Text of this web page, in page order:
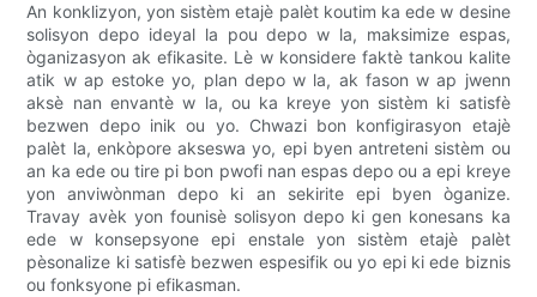
An konklizyon, yon sistèm etajè palèt koutim ka ede w desine
solisyon depo ideyal la pou depo w la, maksimize espas,
òganizasyon ak efikasite. Lè w konsidere faktè tankou kalite
atik w ap estoke yo, plan depo w la, ak fason w ap jwenn
aksè nan envantè w la, ou ka kreye yon sistèm ki satisfè
bezwen depo inik ou yo. Chwazi bon konfigirasyon etajè
palèt la, enkòpore akseswa yo, epi byen antreteni sistèm ou
an ka ede ou tire pi bon pwofi nan espas depo ou a epi kreye
yon anviwònman depo ki an sekirite epi byen òganize.
Travay avèk yon founisè solisyon depo ki gen konesans ka
ede w konsepsyone epi enstale yon sistèm etajè palèt
pèsonalize ki satisfè bezwen espesifik ou yo epi ki ede biznis
ou fonksyone pi efikasman.